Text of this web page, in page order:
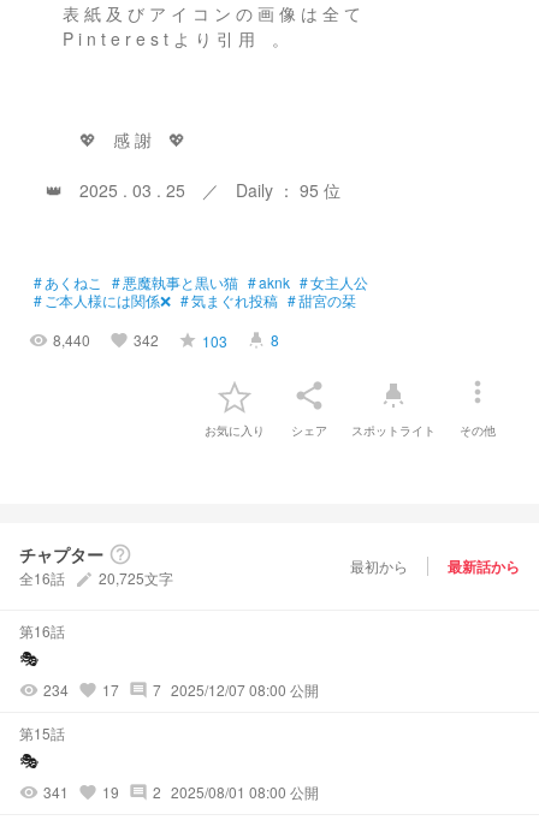
表 紙 及 び ア イ コ ン の 画 像 は 全 て
P i n t e r e s t よ り 引 用 。
💖 感 謝 💖
👑 2025 . 03 . 25 ／ Daily ： 95 位
#あくねこ #悪魔執事と黒い猫 #aknk #女主人公
# ご本人様には関係❌ #気まぐれ投稿 #甜宮の栞
visibility 8,440 favorite 342 grade 103 highlight 8
お気に入り
share
シェア
highlight
スポットライト
more_vert
その他
チャプター help_outline
全16話 create 20,725文字
最初から 最新話から
第16話
🎭️
visibility 234 favorite 17 comment 7 2025/12/07 08:00 公開
第15話
🎭️
visibility 341 favorite 19 comment 2 2025/08/01 08:00 公開